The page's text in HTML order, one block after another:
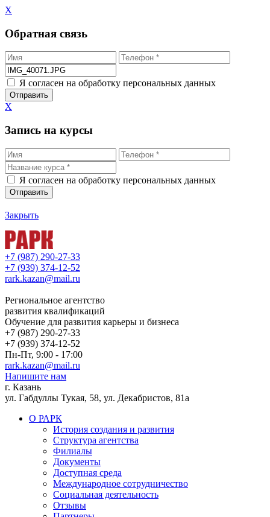
X
Обратная связь
Я согласен на обработку персональных данных
X
Запись на курсы
Я согласен на обработку персональных данных
Закрыть
+7 (987) 290-27-33
+7 (939) 374-12-52
rark.kazan@mail.ru
Региональное агентство
развития квалификаций
Обучение для развития карьеры и бизнеса
+7 (987) 290-27-33
+7 (939) 374-12-52
Пн-Пт, 9:00 - 17:00
rark.kazan@mail.ru
Напишите нам
г. Казань
ул. Габдуллы Тукая, 58, ул. Декабристов, 81а
О РАРК
История создания и развития
Структура агентства
Филиалы
Документы
Доступная среда
Международное сотрудничество
Социальная деятельность
Отзывы